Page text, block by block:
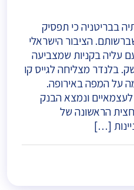
בבריטניה כי תפסיק
הציבור הישראלי
עליה בקניות שמצביעה
בלנדר מצליחה לגייס קו
על המפה באירופה.
ונמצא הבנק
הראשונה של